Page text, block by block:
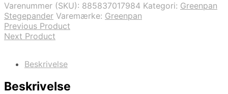
Varenummer (SKU): 885837017984 Kategori: Greenpan
Stegepander Varemærke: Greenpan
Previous Product
Next Product
Beskrivelse
Beskrivelse